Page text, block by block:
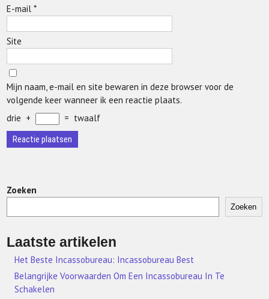
E-mail*
Site
Mijn naam, e-mail en site bewaren in deze browser voor de
volgende keer wanneer ik een reactie plaats.
drie + = twaalf
Zoeken
Zoeken
Laatste artikelen
Het Beste Incassobureau: Incassobureau Best
Belangrijke Voorwaarden Om Een Incassobureau In Te
Schakelen